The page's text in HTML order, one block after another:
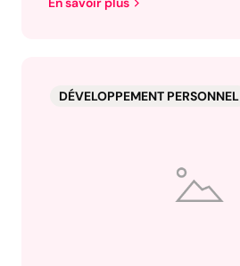
DÉVELOPPEMENT PERSONNEL